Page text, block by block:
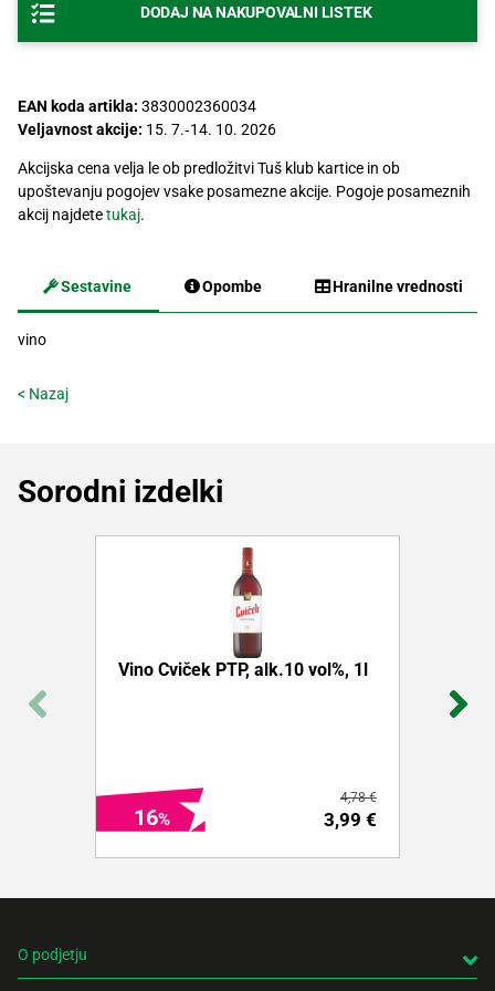
DODAJ NA NAKUPOVALNI LISTEK
EAN koda artikla: 3830002360034
Veljavnost akcije: 15. 7.‐14. 10. 2026
Akcijska cena velja le ob predložitvi Tuš klub kartice in ob
upoštevanju pogojev vsake posamezne akcije. Pogoje posameznih
akcij najdetetukaj.
Sestavine Opombe Hranilne vrednosti
vino
< Nazaj
Sorodni izdelki
Vino Cviček PTP, alk.10 vol%, 1l
3,99 €
4,78 €
16
O podjetju